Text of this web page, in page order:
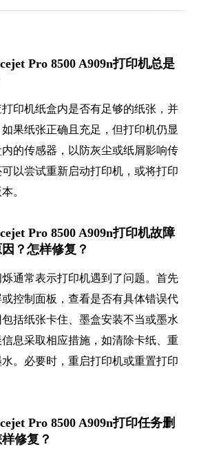
Pro 8500 A909n打印机总是
印机纸盒内是否有足够的纸张，并
果纸张正确且充足，但打印机仍显
的传感器，以防灰尘或纸屑影响传
以尝试重新启动打印机，或将打印
。
Pro 8500 A909n打印机故障
？怎样修复？
通常表示打印机遇到了问题。首先
控制面板，查看是否有具体错误代
括纸张卡住、墨盒安装不当或墨水
息采取相应措施，如清除卡纸、重
。必要时，重启打印机或重置打印
Pro 8500 A909n打印任务删
修复？